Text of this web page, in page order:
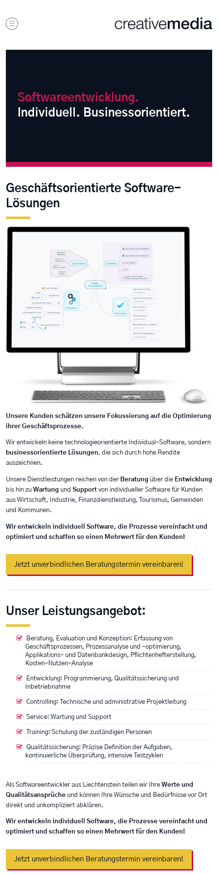
Softwareentwicklung.
Individuell. Businessorientiert.
Geschäftsorientierte Software-
Lösungen
Unsere Kunden schätzen unsere Fokussierung auf die Optimierung
ihrer Geschäftsprozesse.
Wir entwickeln keine technologieorientierte Individual-Software, sondern
businessorientierte Lösungen, die sich durch hohe Rendite
auszeichnen.
Unsere Dienstleistungen reichen von der Beratung über die Entwicklung
bis hin zu Wartung und Support von individueller Software für Kunden
aus Wirtschaft, Industrie, Finanzdienstleistung, Tourismus, Gemeinden
und Kommunen.
Wir entwickeln individuell Software, die Prozesse vereinfacht und
optimiert und schaffen so einen Mehrwert für den Kunden!
Jetzt unverbindlichen Beratungstermin vereinbaren!
Unser Leistungsangebot:
Beratung, Evaluation und Konzeption: Erfassung von
Geschäftsprozessen, Prozessanalyse und -optimierung,
Applikations- und Datenbankdesign, Pflichtenhefterstellung,
Kosten-Nutzen-Analyse
Entwicklung: Programmierung, Qualitätssicherung und
Inbetriebnahme
Controlling: Technische und administrative Projektleitung
Service: Wartung und Support
Training: Schulung der zuständigen Personen
Qualitätssicherung: Präzise Definition der Aufgaben,
kontinuierliche Überprüfung, intensive Testzyklen
Als Softwareentwickler aus Liechtenstein teilen wir Ihre Werte und
Qualitätsansprüche und können Ihre Wünsche und Bedürfnisse vor Ort
direkt und unkompliziert abklären.
Wir entwickeln individuell Software, die Prozesse vereinfacht und
optimiert und schaffen so einen Mehrwert für den Kunden!
Jetzt unverbindlichen Beratungstermin vereinbaren!